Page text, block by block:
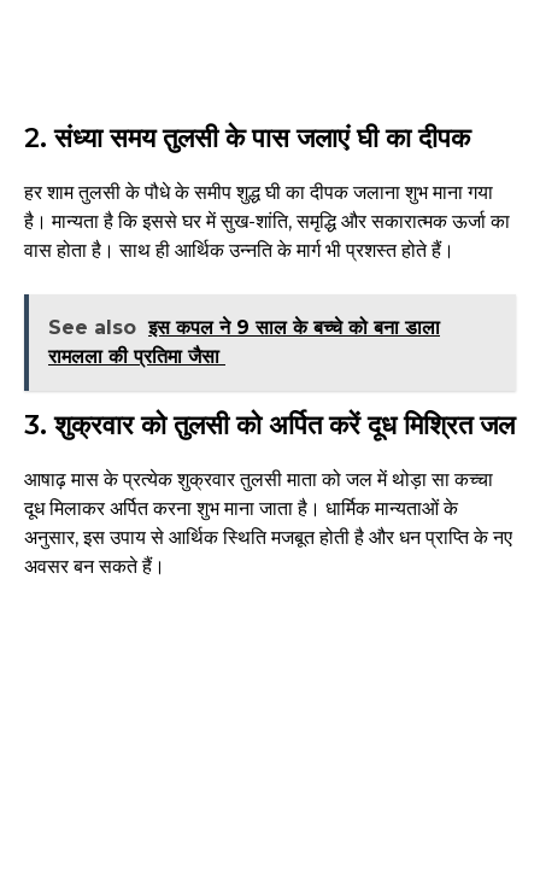
2. संध्या समय तुलसी के पास जलाएं घी का दीपक
हर शाम तुलसी के पौधे के समीप शुद्ध घी का दीपक जलाना शुभ माना गया
है। मान्यता है कि इससे घर में सुख-शांति, समृद्धि और सकारात्मक ऊर्जा का
वास होता है। साथ ही आर्थिक उन्नति के मार्ग भी प्रशस्त होते हैं।
See also इस कपल ने 9 साल के बच्चे को बना डाला
रामलला की प्रतिमा जैसा
3. शुक्रवार को तुलसी को अर्पित करें दूध मिश्रित जल
आषाढ़ मास के प्रत्येक शुक्रवार तुलसी माता को जल में थोड़ा सा कच्चा
दूध मिलाकर अर्पित करना शुभ माना जाता है। धार्मिक मान्यताओं के
अनुसार, इस उपाय से आर्थिक स्थिति मजबूत होती है और धन प्राप्ति के नए
अवसर बन सकते हैं।